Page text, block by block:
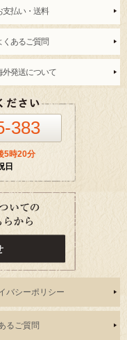
支払い・送料
くあるご質問
外発送について
383
5時20分
日
バシーポリシー
るご質問